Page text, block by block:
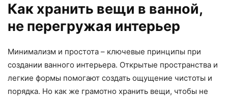
Как хранить вещи в ванной,
не перегружая интерьер
Минимализм и простота – ключевые принципы при
создании ванного интерьера. Открытые пространства и
легкие формы помогают создать ощущение чистоты и
порядка. Но как же грамотно хранить вещи, чтобы не